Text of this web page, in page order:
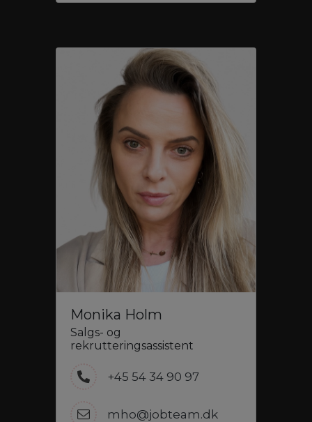
Monika Holm
Salgs- og
rekrutteringsassistent
+45 54 34 90 97
mho@jobteam.dk